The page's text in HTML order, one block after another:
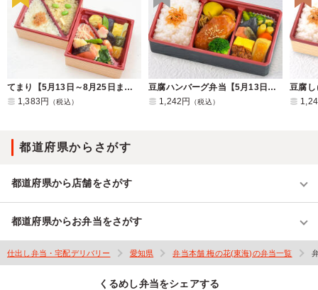
てまり【5月13日～8月25日までのお届け】
1,383円
（税込）
豆腐ハンバーグ弁当【5月13日～8月25日までのお届け】
1,242円
（税込）
都道府県からさがす
都道府県から店舗をさがす
都道府県からお弁当をさがす
仕出し弁当・宅配デリバリー 愛知県 弁当本舗 梅の花(東海)の弁当一覧
くるめし弁当をシェアする